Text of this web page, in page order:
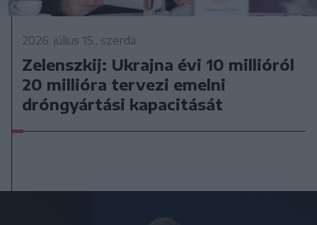
2026. július 15., szerda
Zelenszkij: Ukrajna évi 10 millióról
20 millióra tervezi emelni
dróngyártási kapacitását